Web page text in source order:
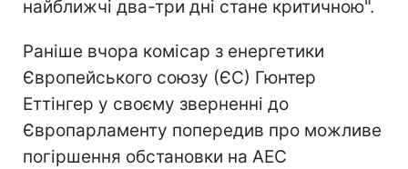
найближчі два-три дні стане критичною".
Раніше вчора комісар з енергетики
Європейського союзу (ЄС) Гюнтер
Еттінгер у своєму зверненні до
Європарламенту попередив про можливе
погіршення обстановки на АЕС